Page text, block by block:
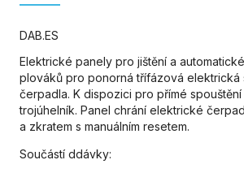
DAB.ES
Elektrické panely pro jištění a
plováků pro ponorná třífázová elektrická
čerpadla. K dispozici pro přímé
trojúhelník. Panel chrání elektrické
a zkratem s manuálním resetem.
Součástí ddávky: